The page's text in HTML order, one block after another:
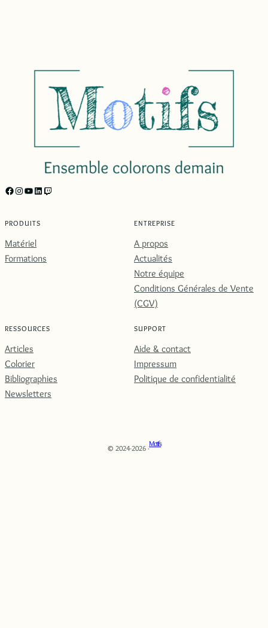
https://facebook.com/motifs.formations/ Instagram YouTube LinkedIn Twitch
PRODUITS
Matériel
Formations
ENTREPRISE
A propos
Actualités
Notre équipe
Conditions Générales de Vente
(CGV)
RESSOURCES
Articles
Colorier
Bibliographies
Newsletters
SUPPORT
Aide & contact
Impressum
Politique de confidentialité
© 2024-2026 ·
Motifs